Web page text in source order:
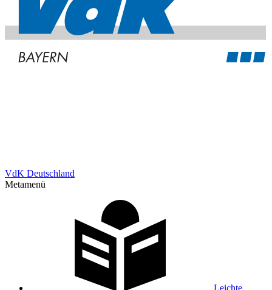
VdK Deutschland
Metamenü
Leichte